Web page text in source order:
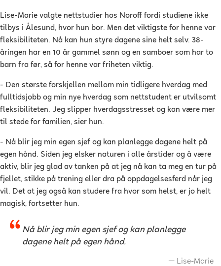
Lise-Marie valgte nettstudier hos Noroff fordi studiene ikke
tilbys i Ålesund, hvor hun bor. Men det viktigste for henne var
fleksibiliteten. Nå kan hun styre dagene sine helt selv. 38-
åringen har en 10 år gammel sønn og en samboer som har to
barn fra før, så for henne var friheten viktig.
- Den største forskjellen mellom min tidligere hverdag med
fulltidsjobb og min nye hverdag som nettstudent er utvilsomt
fleksibiliteten. Jeg slipper hverdagsstresset og kan være mer
til stede for familien, sier hun.
- Nå blir jeg min egen sjef og kan planlegge dagene helt på
egen hånd. Siden jeg elsker naturen i alle årstider og å være
aktiv, blir jeg glad av tanken på at jeg nå kan ta meg en tur på
fjellet, stikke på trening eller dra på oppdagelsesferd når jeg
vil. Det at jeg også kan studere fra hvor som helst, er jo helt
magisk, fortsetter hun.
Nå blir jeg min egen sjef og kan planlegge
dagene helt på egen hånd.
Lise-Marie